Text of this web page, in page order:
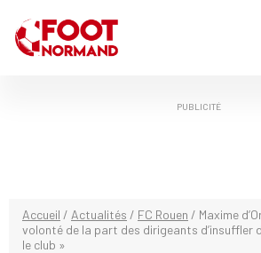
PUBLICITÉ
Accueil / Actualités / FC Rouen / Maxime
volonté de la part des dirigeants d’insuffler
le club »